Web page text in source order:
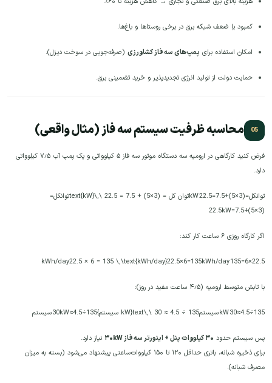
کمبود یا ضعف شبکه برق در برخی روستاها و باغ‌ها.
امکان استفاده برای پمپ‌های سه فاز کشاورزی (صرفه‌جویی در سوخت دیزل).
حمایت دولت از تولید انرژی تجدیدپذیر و خرید تضمینی برق.
محاسبه ظرفیت سیستم سه فاز (مثال واقعی)
فرض کنید کارگاهی در ارومیه سه دستگاه موتور سه فاز ۵ کیلوواتی و یک پمپ آب ۷٫۵ کیلوواتی
دارد.
توانکل=(3×5)+7.5=22.5 kWتوان کل = (3×5) + 7.5 = 22.5 \,\text{kW} توانکل=
(
3
×
5
)
+
7.5
=
22.5kW
اگر کارگاه روزی ۶ ساعت کار کند:
22.5×6=135 kWh/day22.5 × 6 = 135 \,\text{kWh/day}
22.5×6=135kWh/day
با تابش متوسط ارومیه (۴٫۵ ساعت مفید در روز):
135÷4.5≈30 kW سیستم135 ÷ 4.5 ≈ 30 \,\text{kW سیستم} 135
÷
4.5
≈
30kW سیستم
پس سیستم حدود ۳۰ کیلووات پنل + اینورتر سه فاز ۳۰kW
نیاز دارد.
برای ذخیره شبانه، باتری حداقل ۱۲۰ تا ۱۵۰ کیلووات‌ساعتی پیشنهاد می‌شود (بسته به میزان
مصرف شبانه).